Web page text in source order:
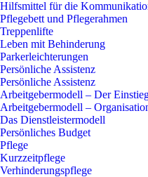
Hilfsmittel für die
Pflegebett und Pflegerahmen
Treppenlifte
Leben mit Behinderung
Parkerleichterungen
Persönliche Assistenz
Persönliche Assistenz
Arbeitgebermodell – Der
Arbeitgebermodell –
Das Dienstleistermodell
Persönliches Budget
Pflege
Kurzzeitpflege
Verhinderungspflege